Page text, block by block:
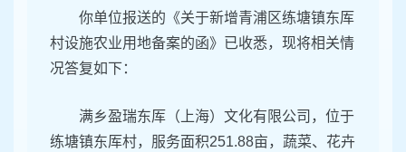
你单位报送的《关于新增青浦区练塘镇东厍
村设施农业用地备案的函》已收悉，现将相关情
况答复如下：
满乡盈瑞东厍（上海）文化有限公司，位于
练塘镇东厍村，服务面积251.88亩，蔬菜、花卉